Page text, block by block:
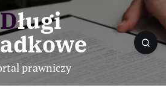
Długi
prawniczy